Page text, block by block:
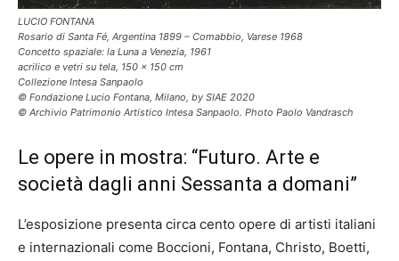
LUCIO FONTANA
Rosario di Santa Fé, Argentina 1899 – Comabbio, Varese 1968
Concetto spaziale: la Luna a Venezia, 1961
acrilico e vetri su tela, 150 x 150 cm
Collezione Intesa Sanpaolo
© Fondazione Lucio Fontana, Milano, by SIAE 2020
© Archivio Patrimonio Artistico Intesa Sanpaolo. Photo Paolo Vandrasch
Le opere in mostra: “Futuro. Arte e
società dagli anni Sessanta a domani”
L’esposizione presenta circa cento opere di artisti italiani
e internazionali come Boccioni, Fontana, Christo, Boetti,